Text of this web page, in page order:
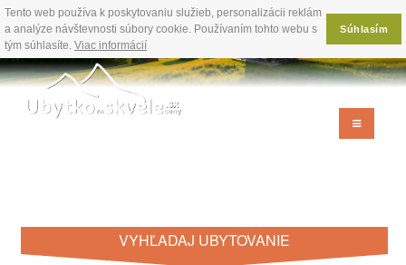
Tento web používa k poskytovaniu služieb, personalizácii reklám
a analýze návštevnosti súbory cookie. Používaním tohto webu s
tým súhlasíte. Viac informácií
Súhlasím
VYHĽADAJ UBYTOVANIE